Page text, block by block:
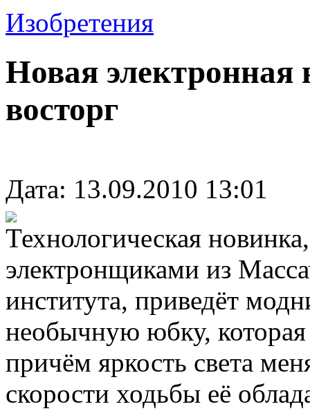
Изобретения
Новая электронная
восторг
Дата: 13.09.2010 13:01
Технологическая
электронщиками из
института, приведёт
необычную юбку,
причём яркость света
скорости ходьбы её